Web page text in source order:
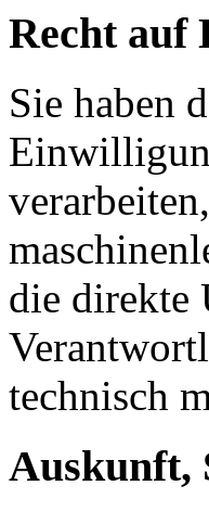
Recht auf
Sie haben
die direkte
technisch
Auskunft,